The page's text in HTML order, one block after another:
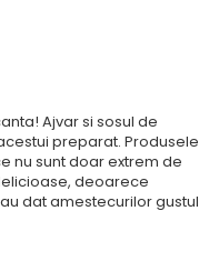
Ajvar si sosul de
preparat. Produsele
nu sunt doar extrem de
deoarece
dat amestecurilor gustul